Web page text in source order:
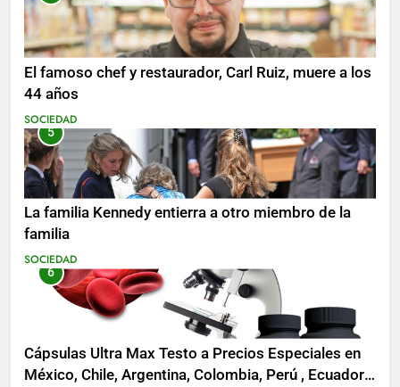
El famoso chef y restaurador, Carl Ruiz, muere a los
44 años
SOCIEDAD
5
La familia Kennedy entierra a otro miembro de la
familia
SOCIEDAD
6
Cápsulas Ultra Max Testo a Precios Especiales en
México, Chile, Argentina, Colombia, Perú , Ecuador,